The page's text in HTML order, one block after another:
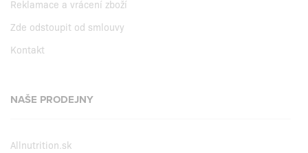
Reklamace a vrácení zboží
Zde odstoupit od smlouvy
Kontakt
NAŠE PRODEJNY
Allnutrition.sk